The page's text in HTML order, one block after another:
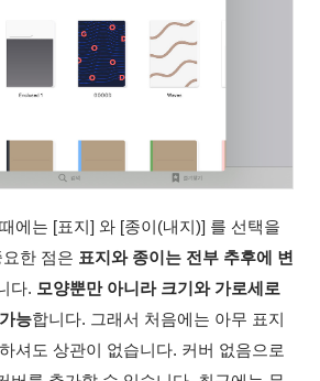
에는 [표지] 와 [종이(내지)] 를 선택을
한 점은 표지와 종이는 전부 추후에 변
다. 모양뿐만 아니라 크기와 가로세로
능합니다. 그래서 처음에는 아무 표지
셔도 상관이 없습니다. 커버 없음으로